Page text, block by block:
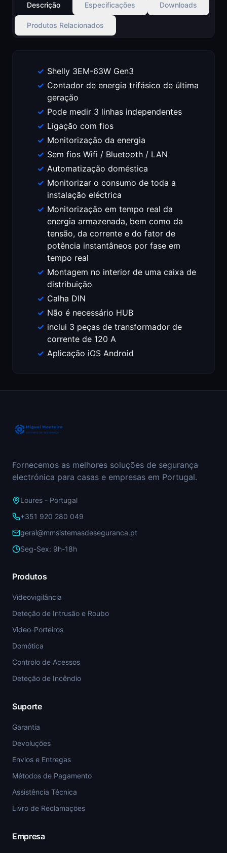
Descrição Especificações Downloads
Produtos Relacionados
Shelly 3EM-63W Gen3
Contador de energia trifásico de última
geração
Pode medir 3 linhas independentes
Ligação com fios
Monitorização da energia
Sem fios Wifi / Bluetooth / LAN
Automatização doméstica
Monitorizar o consumo de toda a
instalação eléctrica
Monitorização em tempo real da
energia armazenada, bem como da
tensão, da corrente e do fator de
potência instantâneos por fase em
tempo real
Montagem no interior de uma caixa de
distribuição
Calha DIN
Não é necessário HUB
inclui 3 peças de transformador de
corrente de 120 A
Aplicação iOS Android
Fornecemos as melhores soluções de segurança
electrónica para casas e empresas em Portugal.
Loures - Portugal
+351 920 280 049
geral@mmsistemasdeseguranca.pt
Seg-Sex: 9h-18h
Produtos
Videovigilância
Deteção de Intrusão e Roubo
Video-Porteiros
Domótica
Controlo de Acessos
Deteção de Incêndio
Suporte
Garantia
Devoluções
Envios e Entregas
Métodos de Pagamento
Assistência Técnica
Livro de Reclamações
Empresa